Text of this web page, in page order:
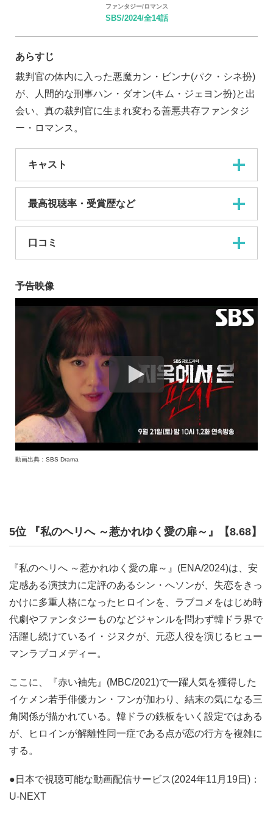
ファンタジー/ロマンス
SBS/2024/全14話
あらすじ
裁判官の体内に入った悪魔カン・ビンナ(パク・シネ扮)
が、人間的な刑事ハン・ダオン(キム・ジェヨン扮)と出
会い、真の裁判官に生まれ変わる善悪共存ファンタジ
ー・ロマンス。
キャスト
最高視聴率・受賞歴など
口コミ
予告映像
動画出典：SBS Drama
5位 『私のヘリへ ～惹かれゆく愛の扉～』【8.68】
『私のヘリへ ～惹かれゆく愛の扉～』(ENA/2024)は、安
定感ある演技力に定評のあるシン・へソンが、失恋をきっ
かけに多重人格になったヒロインを、ラブコメをはじめ時
代劇やファンタジーものなどジャンルを問わず韓ドラ界で
活躍し続けているイ・ジヌクが、元恋人役を演じるヒュー
マンラブコメディー。
ここに、『赤い袖先』(MBC/2021)で一躍人気を獲得した
イケメン若手俳優カン・フンが加わり、結末の気になる三
角関係が描かれている。韓ドラの鉄板をいく設定ではある
が、ヒロインが解離性同一症である点が恋の行方を複雑に
する。
●日本で視聴可能な動画配信サービス(2024年11月19日)：
U-NEXT